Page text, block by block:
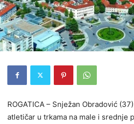
ROGATICA – Snježan Obradović
atletičar u trkama na male i srednje